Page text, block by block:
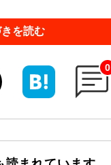
を読む
0